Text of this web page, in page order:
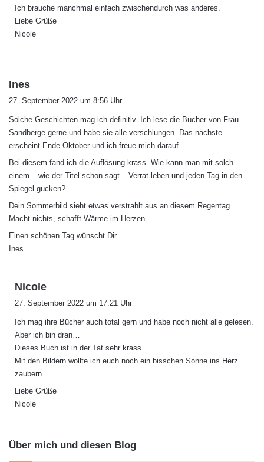
Ich brauche manchmal einfach zwischendurch was anderes.
Liebe Grüße
Nicole
Ines
t
:
27. September 2022 um 8:56 Uhr
Solche Geschichten mag ich definitiv. Ich lese die Bücher von Frau
Sandberge gerne und habe sie alle verschlungen. Das nächste
erscheint Ende Oktober und ich freue mich darauf.
Bei diesem fand ich die Auflösung krass. Wie kann man mit solch
einem – wie der Titel schon sagt – Verrat leben und jeden Tag in den
Spiegel gucken?
Dein Sommerbild sieht etwas verstrahlt aus an diesem Regentag.
Macht nichts, schafft Wärme im Herzen.
Einen schönen Tag wünscht Dir
Ines
Nicole
t
:
27. September 2022 um 17:21 Uhr
Ich mag ihre Bücher auch total gern und habe noch nicht alle gelesen.
Aber ich bin dran…
Dieses Buch ist in der Tat sehr krass.
Mit den Bildern wollte ich euch noch ein bisschen Sonne ins Herz
zaubern…
Liebe Grüße
Nicole
Über mich und diesen Blog